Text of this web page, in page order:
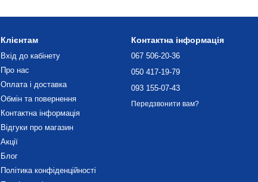
Клієнтам
Вхід до кабінету
Про нас
Оплата і доставка
Обмін та повернення
Контактна інформація
Відгуки про магазин
Акції
Блог
Політика конфіденційності
Контактна інформація
067 506-20-36
050 417-19-79
093 155-07-43
Передзвонити вам?